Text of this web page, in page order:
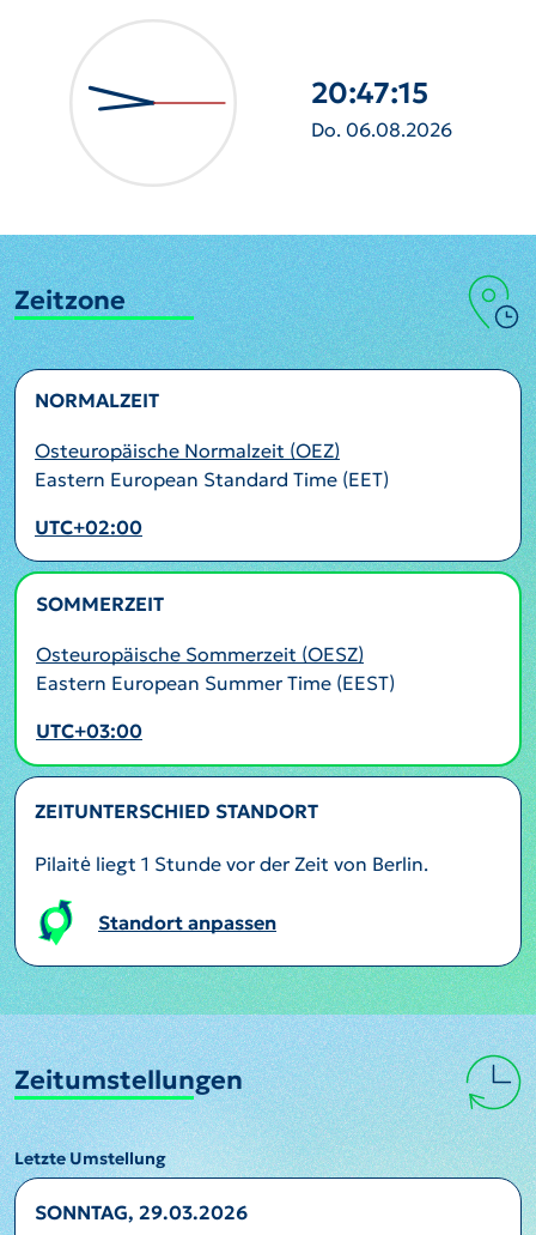
20:47:16
Do. 06.08.2026
Zeitzone
NORMALZEIT
Osteuropäische Normalzeit (OEZ)
Eastern European Standard Time (EET)
UTC+02:00
SOMMERZEIT
Osteuropäische Sommerzeit (OESZ)
Eastern European Summer Time (EEST)
UTC+03:00
ZEITUNTERSCHIED STANDORT
Pilaitė liegt 1 Stunde vor der Zeit von Berlin.
Standort anpassen
Zeitumstellungen
Letzte Umstellung
SONNTAG, 29.03.2026